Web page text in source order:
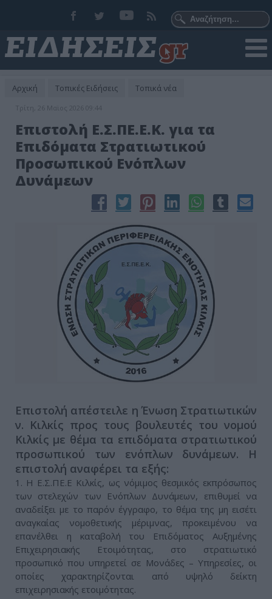
Αρχική Τοπικές Ειδήσεις Τοπικά νέα
Τρίτη, 26 Μαϊος 2026 09:44
Επιστολή Ε.Σ.ΠΕ.Ε.Κ. για τα
Επιδόματα Στρατιωτικού
Προσωπικού Ενόπλων
Δυνάμεων
Επιστολή απέστειλε η Ένωση Στρατιωτικών
ν. Κιλκίς προς τους βουλευτές του νομού
Κιλκίς με θέμα τα επιδόματα στρατιωτικού
προσωπικού των ενόπλων δυνάμεων. Η
επιστολή αναφέρει τα εξής:
1. Η Ε.Σ.ΠΕ.Ε Κιλκίς, ως νόμιμος θεσμικός εκπρόσωπος
των στελεχών των Ενόπλων Δυνάμεων, επιθυμεί να
αναδείξει με το παρόν έγγραφο, το θέμα της μη εισέτι
αναγκαίας νομοθετικής μέριμνας, προκειμένου να
επανέλθει η καταβολή του Επιδόματος Αυξημένης
Επιχειρησιακής Ετοιμότητας, στο στρατιωτικό
προσωπικό που υπηρετεί σε Μονάδες – Υπηρεσίες, οι
οποίες χαρακτηρίζονται από υψηλό δείκτη
επιχειρησιακής ετοιμότητας.